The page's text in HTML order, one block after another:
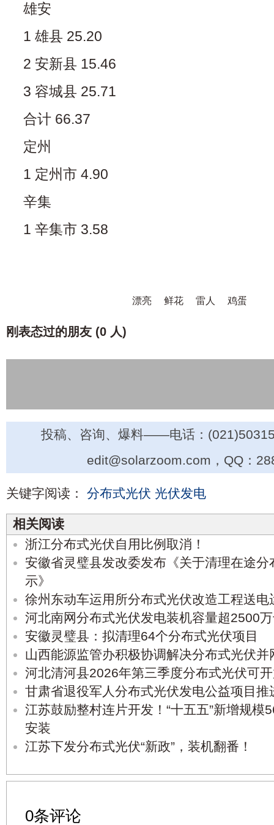
雄安
1 雄县 25.20
2 安新县 15.46
3 容城县 25.71
合计 66.37
定州
1 定州市 4.90
辛集
1 辛集市 3.58
漂亮 鲜花 雷人 鸡蛋
刚表态过的朋友 (0 人)
投稿、咨询、爆料——电话：
edit@solarzoom.com，QQ：
关键字阅读： 分布式光伏 光伏发电
相关阅读
浙江分布式光伏自用比例取消！
安徽省灵璧县发改委发布《关于清理在途
示》
徐州东动车运用所分布式光伏改造工程送电
河北南网分布式光伏发电装机容量超2500
安徽灵璧县：拟清理64个分布式光伏项目
山西能源监管办积极协调解决分布式光伏并
河北清河县2026年第三季度分布式光伏可
甘肃省退役军人分布式光伏发电公益项目推
江苏鼓励整村连片开发！“十五五”新增规模
安装
江苏下发分布式光伏“新政”，装机翻番！
0条评论